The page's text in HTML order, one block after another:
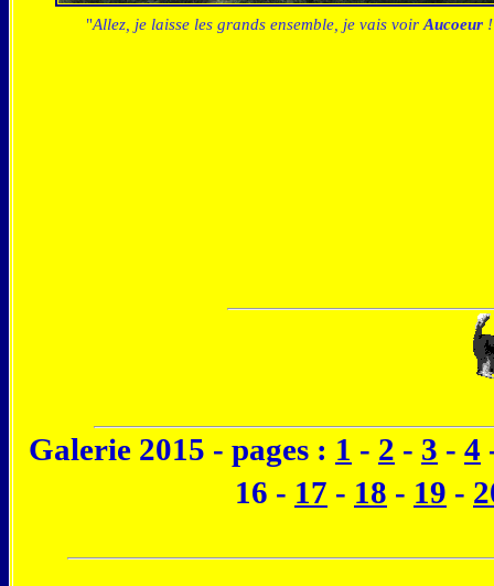
"Allez, je laisse les grands ensemble, je vais voir Aucoeur!
Galerie 2015 - pages : 1 - 2 - 3 - 4
16 - 17 - 18 - 19 -